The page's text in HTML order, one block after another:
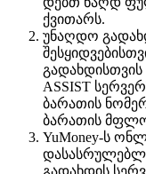
ქვითარს.
უნაღდო
გადახდისთვის
ASSIST
ბარათის
ბარათის
YuMoney-ს
გადახდის